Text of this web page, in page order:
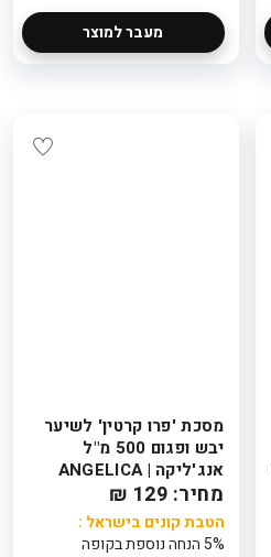
מעבר למוצר
מסכת 'פרו קרטין' לשיער
יבש ופגום 500 מ"ל
אנג'ליקה | ANGELICA
מחיר: 129 ₪
הטבת קונים בישראל :
5% הנחה נוספת בקופה